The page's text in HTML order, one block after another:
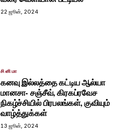
22 ஜூன், 2024
சினிமா
கனவு இல்லத்தை கட்டிய ஆல்யா
மானசா- சஞ்சீவ், கிரகப்ரவேச
நிகழ்ச்சியில் பிரபலங்கள், குவியும்
வாழ்த்துக்கள்
13 ஜூன், 2024